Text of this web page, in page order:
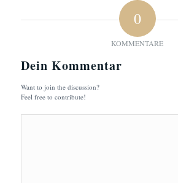
0
KOMMENTARE
Dein Kommentar
Want to join the discussion?
Feel free to contribute!